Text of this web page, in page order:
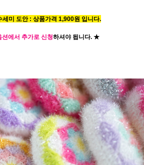
미 도안 : 상품가격 1,900원 입니다.
션에서 추가로 신청하셔야 됩니다. ★